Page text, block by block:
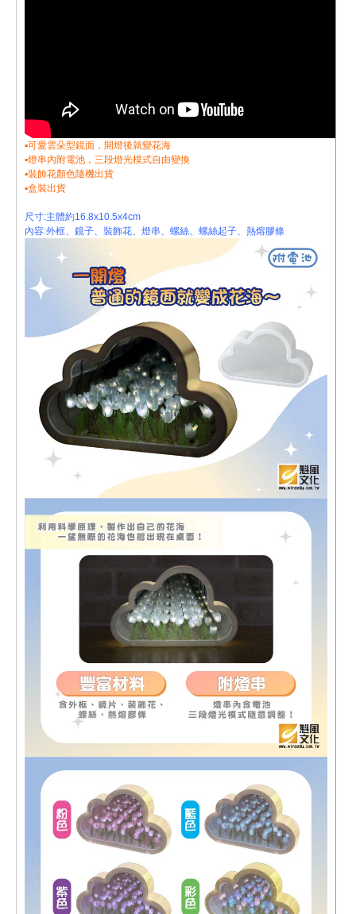
▪︎可愛雲朵型鏡面，開燈後就變花海
▪︎燈串內附電池，三段燈光模式自由變換
▪︎裝飾花顏色隨機出貨
▪︎盒裝出貨
尺寸:主體約16.8x10.5x4cm
內容:外框、鏡子、裝飾花、 燈串、螺絲、螺絲起子、 熱熔膠條